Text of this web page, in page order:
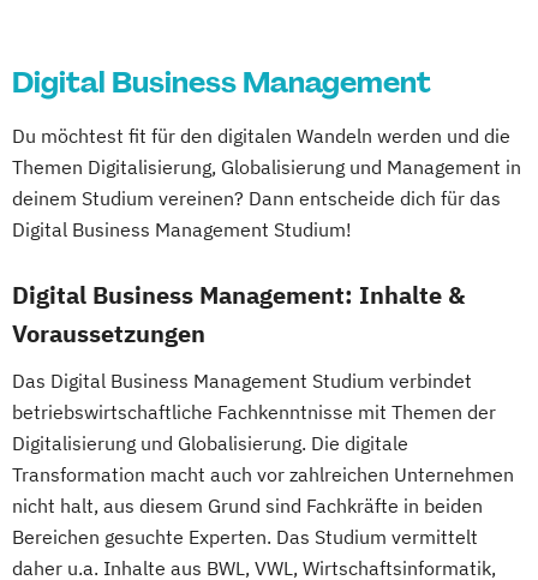
Digital Business Management
Du möchtest fit für den digitalen Wandeln werden und die
Themen Digitalisierung, Globalisierung und Management in
deinem Studium vereinen? Dann entscheide dich für das
Digital Business Management Studium!
Digital Business Management: Inhalte &
Voraussetzungen
Das Digital Business Management Studium verbindet
betriebswirtschaftliche Fachkenntnisse mit Themen der
Digitalisierung und Globalisierung. Die digitale
Transformation macht auch vor zahlreichen Unternehmen
nicht halt, aus diesem Grund sind Fachkräfte in beiden
Bereichen gesuchte Experten. Das Studium vermittelt
daher u.a. Inhalte aus BWL, VWL, Wirtschaftsinformatik,